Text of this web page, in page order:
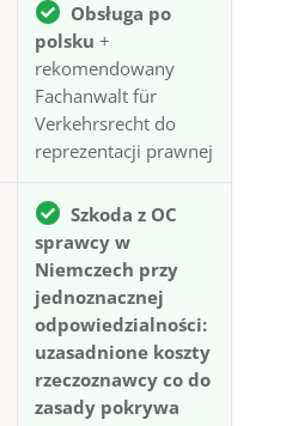
Obsługa po
polsku +
rekomendowany
Fachanwalt für
Verkehrsrecht do
reprezentacji prawnej
Szkoda z OC
sprawcy w
Niemczech przy
jednoznacznej
odpowiedzialności:
uzasadnione koszty
rzeczoznawcy co do
zasady pokrywa